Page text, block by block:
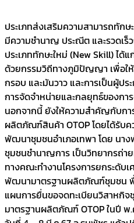
ประเภทส่งเสริมความสามารถทัก
มีความชำนาญ ประณีต และรวดเร็
ประเภททักษะใหม่ (New Skill) ได้
ด้วยกรรมวิถีทางภูมิปัญญา เพื่อใ
กรอบ และมันวาว และการเป็นผู้ป
การจัดจำหน่ายและกลยุทธ์ของกา
นอกจากนี้ ยังให้ความสำคัญกับกา
ผลิตภัณฑ์สินค้า OTOP โดยได้รับค
พัฒนาชุมชนอำเภอเทพา โดย นา
ชุมชนชำนาญการ เป็นวิทยากรถ่า
ทางคณะทำงานโครงการยกระดับ
พัฒนามาตรฐานผลิตภัณฑ์ชุมชน พื้
แผนการยื่นขอจดทะเบียนวิสาหกิจ
มาตรฐานผลิตภัณฑ์ OTOP ในปี พ.